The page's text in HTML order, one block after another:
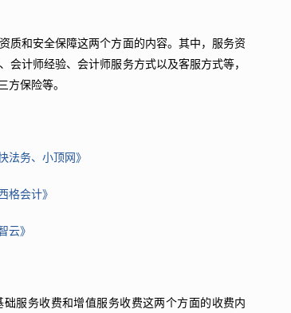
质和安全保障这两个方面的内容。其中，服务资
会计师经验、会计师服务方式以及客服方式等，
方保险等。
法务、小顶网》
格会计》
云》
服务收费和增值服务收费这两个方面的收费内